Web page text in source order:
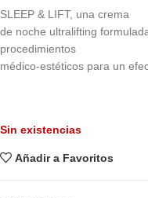
SLEEP & LIFT, una crema
de noche ultralifting
procedimientos
médico-estéticos para un
Sin existencias
Añadir a Favoritos